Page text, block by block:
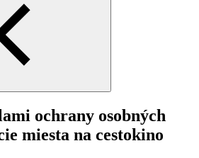
ochrany osobných
miesta na cestokino